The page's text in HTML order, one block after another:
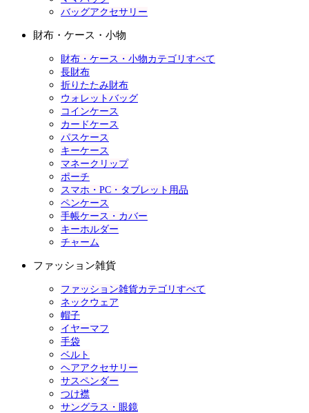
バッグアクセサリー
財布・ケース・小物
財布・ケース・小物カテゴリすべて
長財布
折りたたみ財布
ウォレットバッグ
コインケース
カードケース
パスケース
キーケース
マネークリップ
ポーチ
スマホ・PC・タブレット用品
ペンケース
手帳ケース・カバー
キーホルダー
チャーム
ファッション雑貨
ファッション雑貨カテゴリすべて
ネックウェア
帽子
イヤーマフ
手袋
ベルト
ヘアアクセサリー
サスペンダー
つけ襟
サングラス・眼鏡